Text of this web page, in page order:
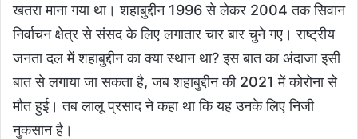
खतरा माना गया था। शहाबुद्दीन 1996 से लेकर 2004 तक सिवान
निर्वाचन क्षेत्र से संसद के लिए लगातार चार बार चुने गए। राष्ट्रीय
जनता दल में शहाबुद्दीन का क्या स्थान था? इस बात का अंदाजा इसी
बात से लगाया जा सकता है, जब शहाबुद्दीन की 2021 में कोरोना से
मौत हुई। तब लालू प्रसाद ने कहा था कि यह उनके लिए निजी
नुकसान है।